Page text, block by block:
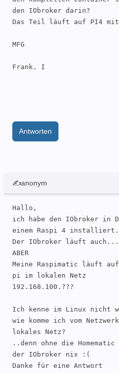
den IObroker darin?
Das Teil läuft auf PI4 mit
MFG
Frank. I
Antworten
✍anonym
Hallo,
ich habe den IObroker in
einem Raspi 4 installiert.
Der IObroker läuft auch...
ABER
Meine Raspimatic läuft auf
pi im lokalen Netz
192.168.100.???
Ich kenne im Linux nicht
wie komme ich vom
lokales Netz?
..denn ohne die
der IObroker nix :(
Danke für eine Antwort